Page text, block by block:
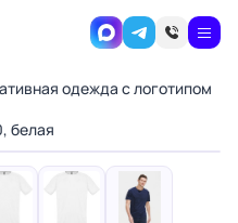
одежда с логотипом
белая
›